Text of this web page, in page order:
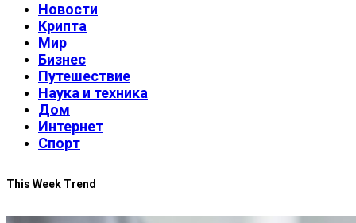
Новости
Крипта
Мир
Бизнес
Путешествие
Наука и техника
Дом
Интернет
Спорт
This Week Trend